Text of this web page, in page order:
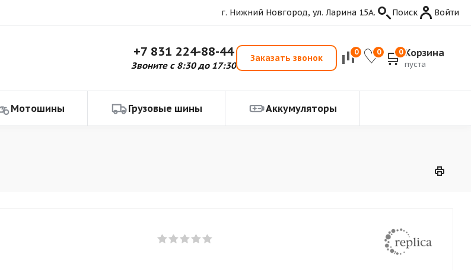
г. Нижний Новгород, ул. Ларина 15А. Поиск Войти
+7 831 224-88-44
Звоните с 8:30 до 17:30
Заказать звонок
0 0 0 Корзина
пуста
Мотошины Грузовые шины Аккумуляторы